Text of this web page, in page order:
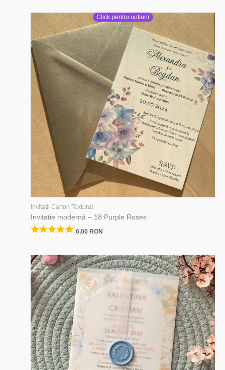
Click pentru opțiuni
Invitații Carton Texturat
Invitație modernă – 18 Purple Roses
6,00 RON